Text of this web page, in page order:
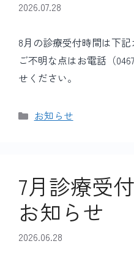
2026.07.28
8月の診療受付時間は下記
ご不明な点はお電話（
せください。
カ
お知らせ
7月診療受
お知らせ
2026.06.28